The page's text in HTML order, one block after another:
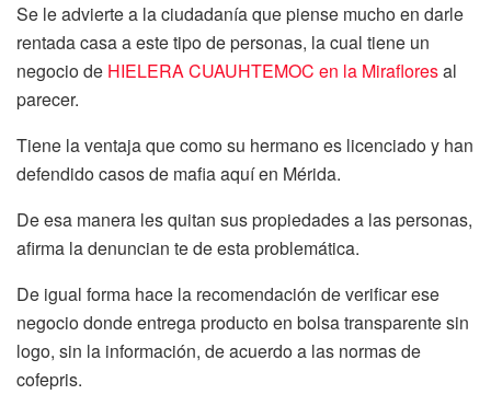
Se le advierte a la ciudadanía que piense mucho en darle
rentada casa a este tipo de personas, la cual tiene un
negocio de HIELERA CUAUHTEMOC en la Mirafloresal
parecer.
Tiene la ventaja que como su hermano es licenciado y han
defendido casos de mafia aquí en Mérida.
De esa manera les quitan sus propiedades a las personas,
afirma la denuncian te de esta problemática.
De igual forma hace la recomendación de verificar ese
negocio donde entrega producto en bolsa transparente sin
logo, sin la información, de acuerdo a las normas de
cofepris.